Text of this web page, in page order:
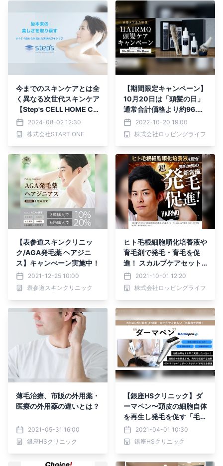
今までのスキンケアとは全
く異なる次世代スキンケア
【Step's CELL HOME CA
RE】2024-08-02 12:30
株式会社START ONE
【期間限定キャンペーン】
10月20日は「頭髪の日」
通常合計価格より約96.
5％OFFの1,020円(税込)
で提供！ 「HAIRMO頭髪
ケアキャンペーン」を開催
2022-10-20 19:00
株式会社ロッピングライフ
【表参道スキンクリニッ
ク/AGA発毛薬 ヘアジニ
ス】キャンぺーン実施中！
2021-12-25 10:00
表参道スキンクリニック
ヒト毛根細胞順化培養液や
育毛剤で発毛・育毛を促
進！ スカルプケアセット
『HAIRMO』（ヘアモ）
を新発売いたします。
2021-10-01 12:20
株式会社ロッピングライフ
薄毛治療、市販の外用薬・
医療の外用薬の違いとは？
2021-05-31 16:00
銀座HSクリニック
【銀座HSクリニック】ダ
ーマペン〜頭皮の細胞自体
を再生し発毛を促す「毛髪
再生治療」〜
2021-04-01 10:30
銀座HSクリニック